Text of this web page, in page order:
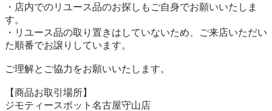
・店内でのリユース品のお探しもご自身でお願いいたしま
す。
・リユース品の取り置きはしていないため、ご来店いただい
た順番でお譲りしています。
ご理解とご協力をお願いいたします。
【商品お取引場所】
ジモティースポット名古屋守山店